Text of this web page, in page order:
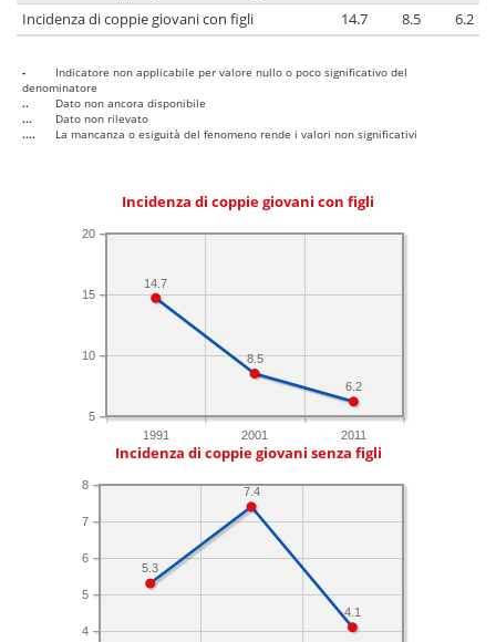
Incidenza di coppie giovani con figli
14.7 8.5 6.2
-
Indicatore non applicabile per valore nullo o poco significativo del
denominatore
..
Dato non ancora disponibile
...
Dato non rilevato
....
La mancanza o esiguità del fenomeno rende i valori non significativi
Incidenza di coppie giovani con figli
1991 2001 2011
5
10
15
20
6.2
8.5
14.7
Incidenza di coppie giovani senza figli
4
5
6
7
8
4.1
7.4
5.3